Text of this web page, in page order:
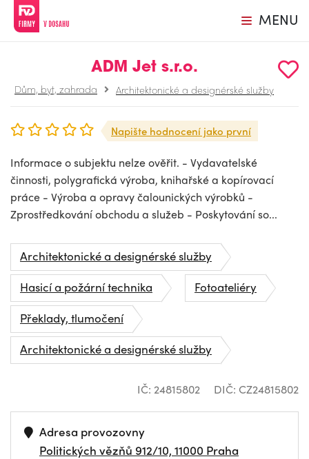
MENU
ADM Jet s.r.o.
Dům, byt, zahrada Architektonické a designérské služby
Napište hodnocení jako první
Informace o subjektu nelze ověřit. - Vydavatelské
činnosti, polygrafická výroba, knihařské a kopírovací
práce - Výroba a opravy čalounických výrobků -
Zprostředkování obchodu a služeb - Poskytování so...
Architektonické a designérské služby
Hasicí a požární technika
Fotoateliéry
Překlady, tlumočení
Architektonické a designérské služby
IČ: 24815802 DIČ: CZ24815802
Adresa provozovny
Politických vězňů 912/10, 11000 Praha